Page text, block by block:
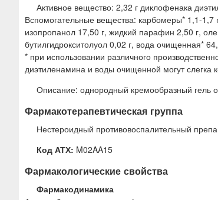
Активное вещество: 2,32 г диклофенака
Вспомогательные вещества: карбомеры* 1,1-1,7
изопропанол 17,50 г, жидкий парафин 2,50 г,
бутилгидрокситолуол 0,02 г, вода очищенная*
* при использовании различного
диэтиленамина и воды очищенной могут слегка
Описание: однородный кремообразный гель
Фармакотерапевтическая группа
Нестероидный противовоспалительный
Код АТХ: M02AA15
Фармакологические свойства
Фармакодинамика